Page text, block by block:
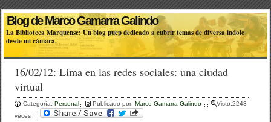
Blog de Marco Gamarra Galindo
La Biblioteca Marquense: Un blog pucp dedicado a cubrir temas de diversa índole
desde mi cámara.
16/02/12: Lima en las redes sociales: una ciudad
virtual
Categoría:Personal Publicado por:Marco Gamarra Galindo
Visto:2243
veces